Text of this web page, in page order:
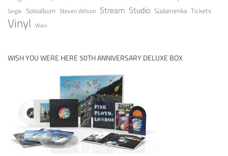
Single Soloalbum Steven Wilson Stream Studio Südamerika Tickets
Vinyl Wien
WISH YOU WERE HERE 50TH ANNIVERSARY DELUXE BOX